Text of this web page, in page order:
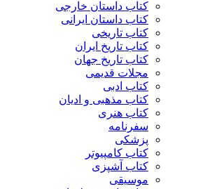
کتاب داستان خارجی
کتاب داستان ایرانی
کتاب تاریخی
کتاب تاریخ ایران
کتاب تاریخ جهان
مجلات قدیمی
کتاب ادبی
کتاب مذهبی و ادیان
کتاب هنری
سفرنامه
پزشکی
کتاب کامپیوتر
کتاب آشپزی
موسیقی